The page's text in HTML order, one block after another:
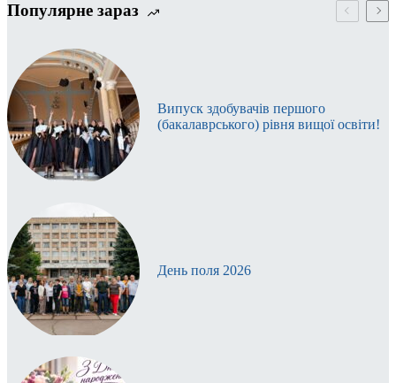
Популярне зараз
Випуск здобувачів першого
(бакалаврського) рівня вищої освіти!
День поля 2026